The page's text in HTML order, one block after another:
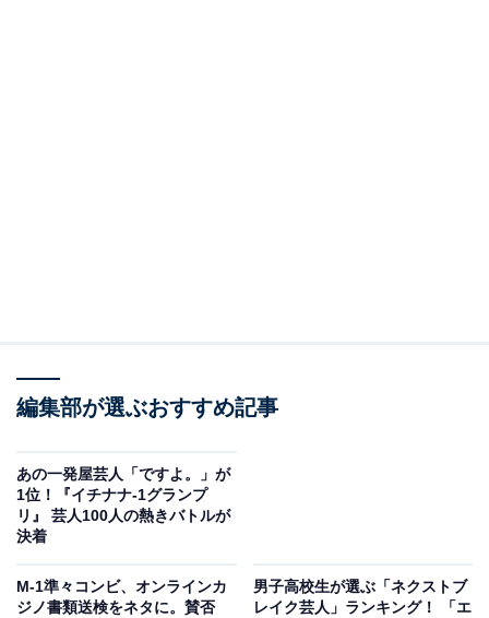
編集部が選ぶおすすめ記事
あの一発屋芸人「ですよ。」が
1位！『イチナナ-1グランプ
リ』 芸人100人の熱きバトルが
決着
M-1準々コンビ、オンラインカ
ジノ書類送検をネタに。賛否
男子高校生が選ぶ「ネクストブ
レイク芸人」ランキング！ 「エ